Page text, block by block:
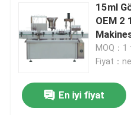
15ml
OEM 2
MOQ：1
Fiyat：
En iyi fiyat